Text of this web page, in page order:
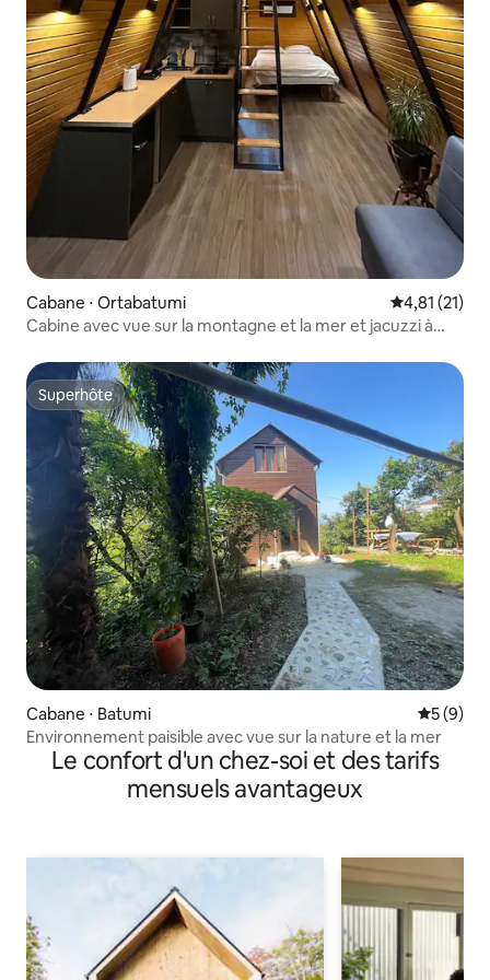
Cabane ⋅ Ortabatumi Évaluation
4,81 (21)
Cabine avec vue sur la montagne et la mer et jacuzzi à
Superhôte
Superhôte
Cabane ⋅ Batumi
5 (9)
Environnement paisible avec vue sur la nature et la mer
Le confort d'un chez-soi et des tarifs
mensuels avantageux